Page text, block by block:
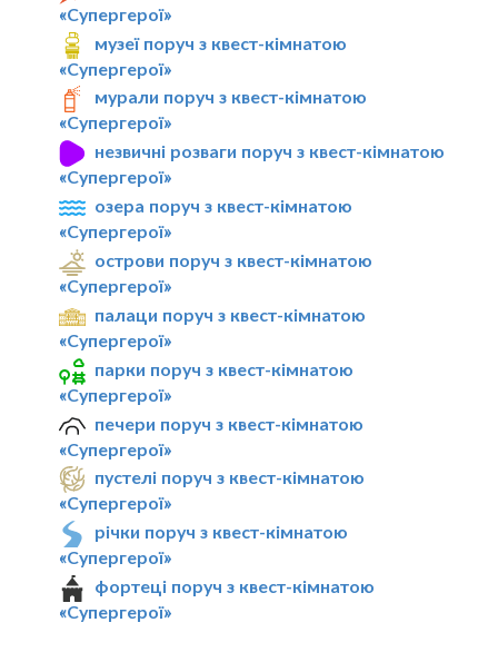
«Супергерої»
музеї поруч з квест-кімнатою
«Супергерої»
мурали поруч з квест-кімнатою
«Супергерої»
незвичні розваги поруч з квест-кімнатою
«Супергерої»
озера поруч з квест-кімнатою
«Супергерої»
острови поруч з квест-кімнатою
«Супергерої»
палаци поруч з квест-кімнатою
«Супергерої»
парки поруч з квест-кімнатою
«Супергерої»
печери поруч з квест-кімнатою
«Супергерої»
пустелі поруч з квест-кімнатою
«Супергерої»
річки поруч з квест-кімнатою
«Супергерої»
фортеці поруч з квест-кімнатою
«Супергерої»